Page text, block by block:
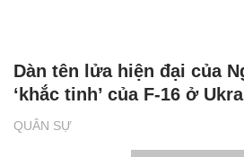
QUÂN SỰ
Dàn tên lửa hiện đại của
‘khắc tinh’ của F-16 ở